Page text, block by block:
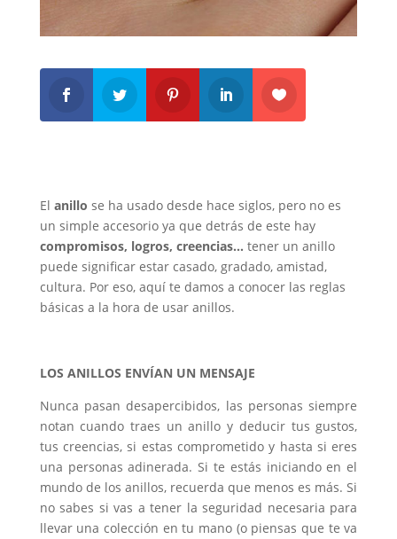
El anillo se ha usado desde hace siglos, pero no es
un simple accesorio ya que detrás de este hay
compromisos, logros, creencias… tener un anillo
puede significar estar casado, gradado, amistad,
cultura. Por eso, aquí te damos a conocer las reglas
básicas a la hora de usar anillos.
LOS ANILLOS ENVÍAN UN MENSAJE
Nunca pasan desapercibidos, las personas siempre
notan cuando traes un anillo y deducir tus gustos,
tus creencias, si estas comprometido y hasta si eres
una personas adinerada. Si te estás iniciando en el
mundo de los anillos, recuerda que menos es más. Si
no sabes si vas a tener la seguridad necesaria para
llevar una colección en tu mano (o piensas que te va